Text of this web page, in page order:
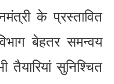
के प्रस्तावित
बेहतर समन्वय
सुनिश्चित